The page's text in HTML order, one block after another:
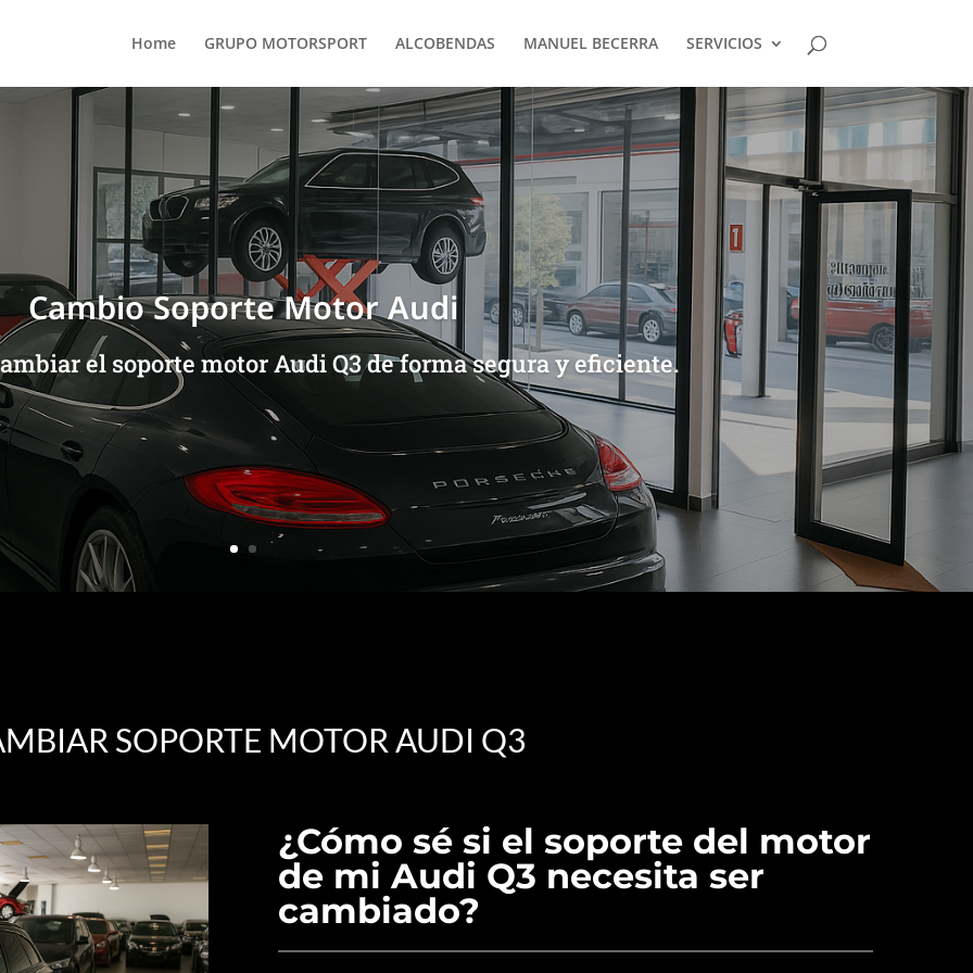
Home GRUPO MOTORSPORT ALCOBENDAS MANUEL BECERRA SERVICIOS
Cambio Soporte Motor Audi
el soporte motor Audi Q3 de forma segura y eficiente.
SOPORTE MOTOR AUDI Q3
¿Cómo sé si el soporte del motor
de mi Audi Q3 necesita ser
cambiado?